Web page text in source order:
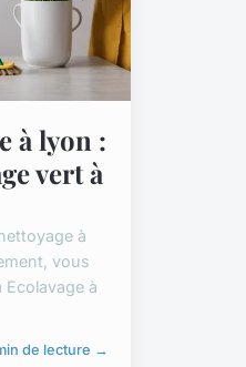
à lyon :
vert à
à
vous
à
de lecture →